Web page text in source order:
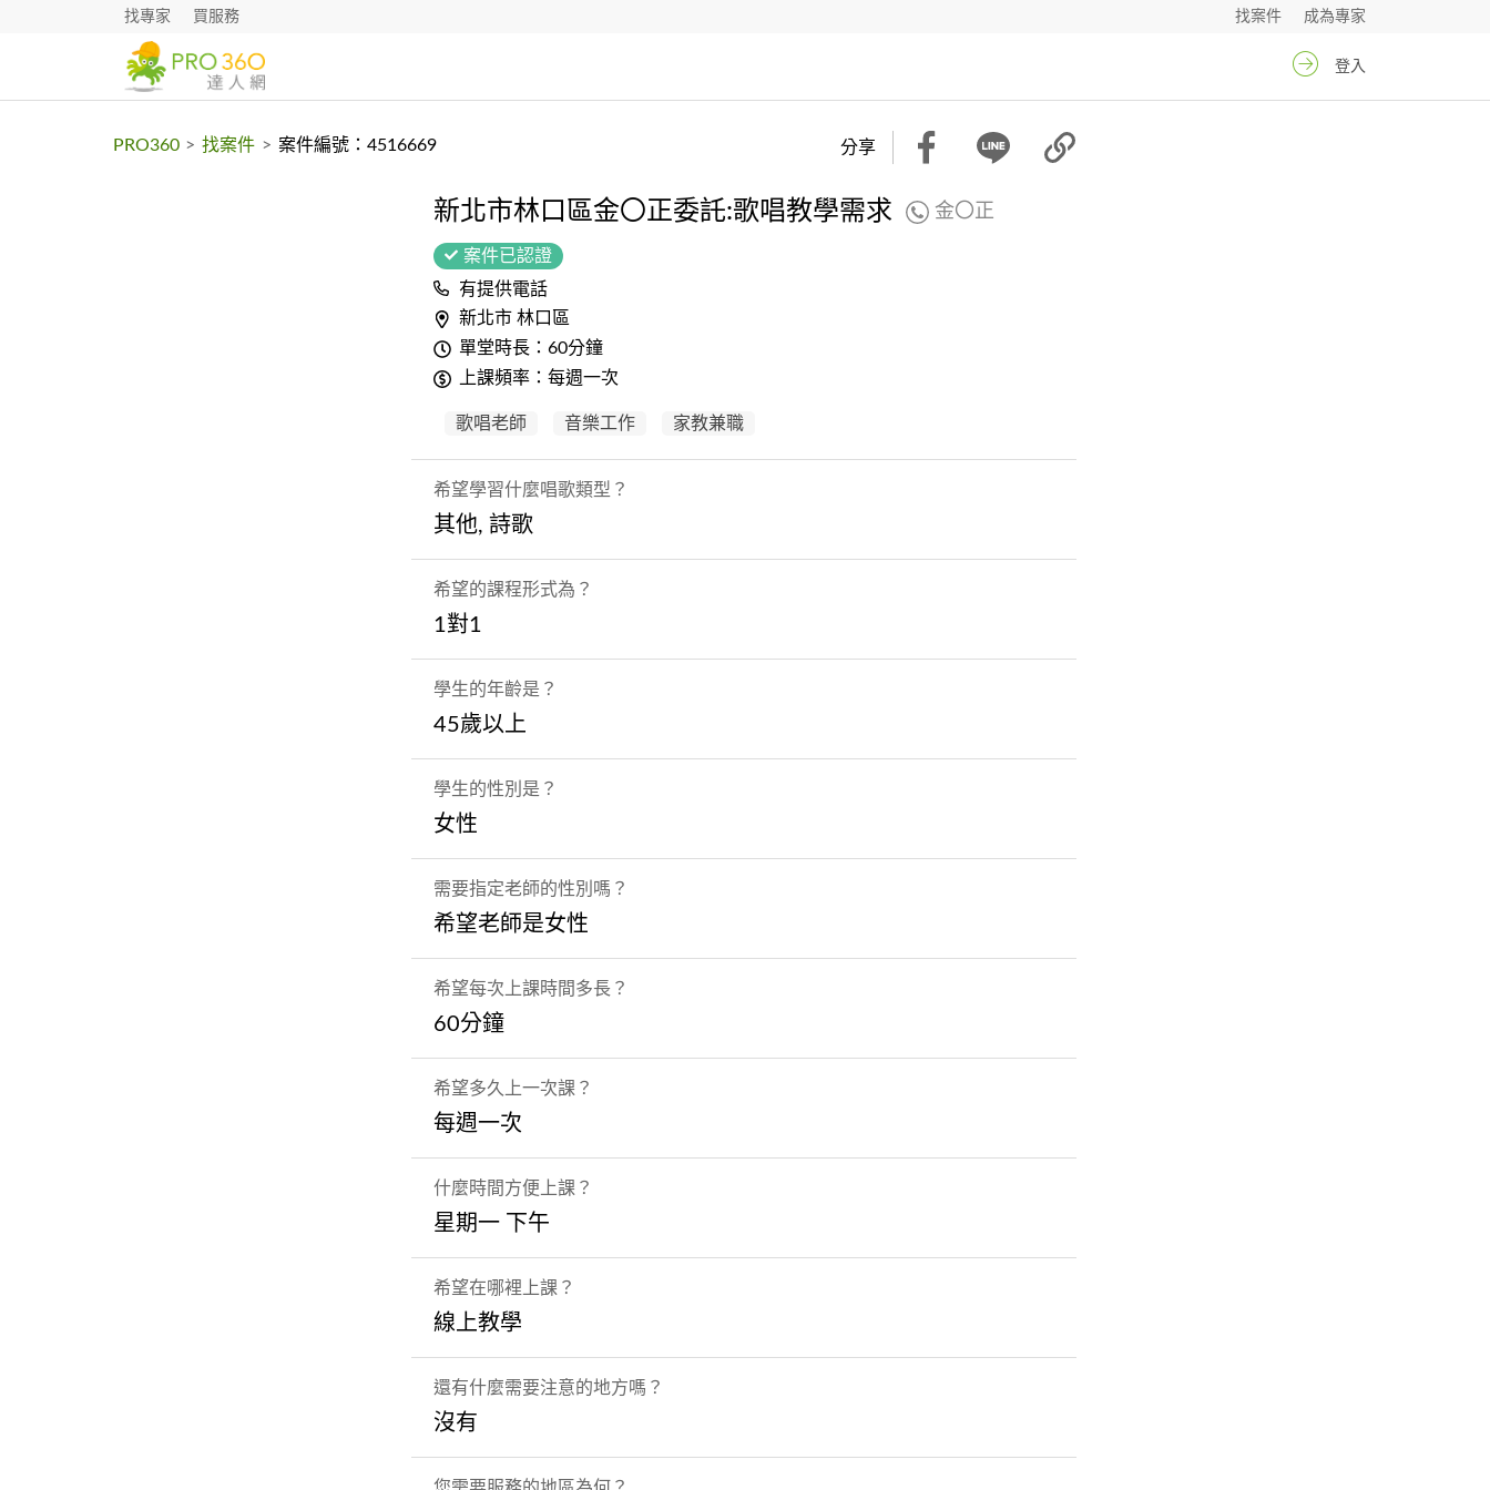
找專家 買服務 成為專家
找案件
登入
PRO360 > 找案件 > 案件編號：4516669 分享
新北市林口區金〇正委託:歌唱教學需求 金〇正
案件已認證
有提供電話
新北市 林口區
單堂時長：60分鐘
上課頻率：每週一次
歌唱老師 音樂工作 家教兼職
希望學習什麼唱歌類型？
其他, 詩歌
希望的課程形式為？
1對1
學生的年齡是？
45歲以上
學生的性別是？
女性
需要指定老師的性別嗎？
希望老師是女性
希望每次上課時間多長？
60分鐘
希望多久上一次課？
每週一次
什麼時間方便上課？
星期一 下午
希望在哪裡上課？
線上教學
還有什麼需要注意的地方嗎？
沒有